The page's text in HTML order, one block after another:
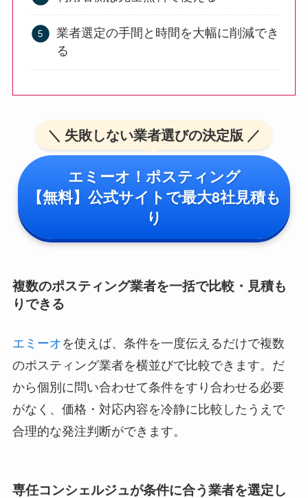
業者選定の手間と時間を大幅に削減でき
る
＼ 失敗しない業者選びの決定版 ／
エミーオ！ポスティング
【無料】公式サイトで最大8社見積も
り
複数のポスティング業者を一括で比較・見積も
りできる
エミーオ を使えば、条件を一度伝えるだけで複数
のポスティング業者を横並びで比較できます。だ
から個別に問い合わせて条件をすり合わせる必要
がなく、価格・対応内容を冷静に比較したうえで
合理的な発注判断ができます。
専任コンシェルジュが条件に合う業者を選定し